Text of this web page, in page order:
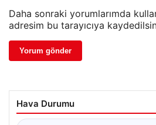
Daha sonraki yorumlarımda
adresim bu tarayıcıya
Hava Durumu